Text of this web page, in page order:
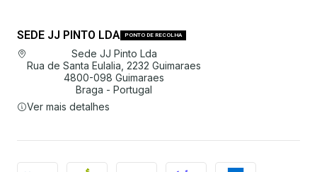
SEDE JJ PINTO LDA PONTO DE RECOLHA
Sede JJ Pinto Lda
Rua de Santa Eulalia, 2232 Guimaraes
4800-098 Guimaraes
Braga - Portugal
Ver mais detalhes